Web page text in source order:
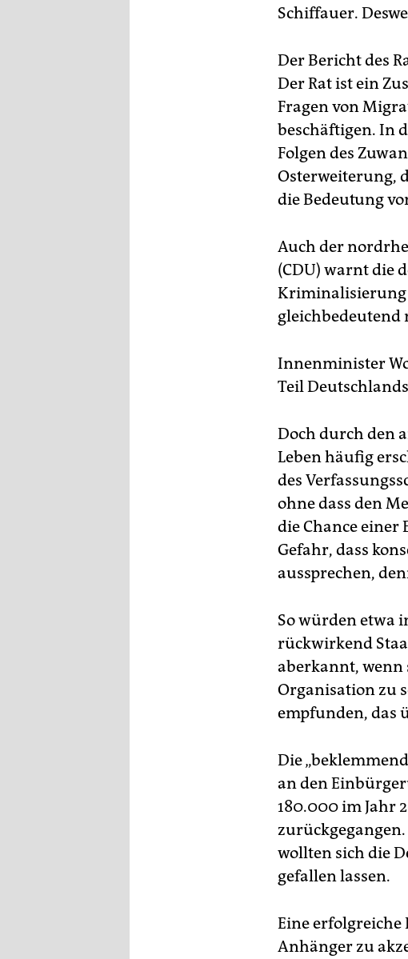
Schiffauer.
Der Bericht des
Der Rat ist ein
Fragen von
beschäftigen. In
Folgen des
Osterweiterung,
die Bedeutung
Auch der
(CDU) warnt die
Kriminalisierung
gleichbedeutend
Innenminister
Teil
Doch durch den
Leben häufig
des
ohne dass den
die Chance
Gefahr, dass
aussprechen,
So würden etwa
rückwirkend
aberkannt, wenn
Organisation zu
empfunden, das
Die
an den
180.000 im Jahr
wollten sich die
gefallen lassen.
Eine erfolgreiche
Anhänger zu